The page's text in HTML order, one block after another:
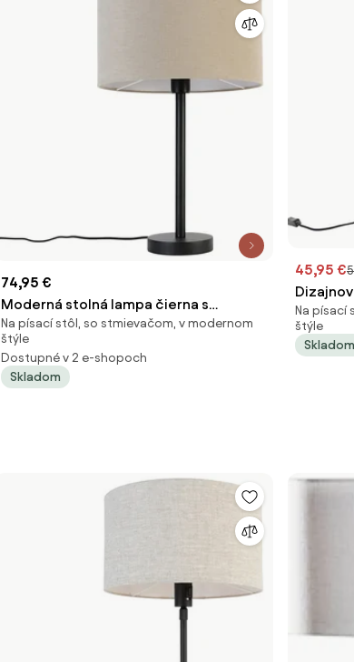
74,95 €
Moderná stolná lampa čierna s
látkovým tienidlom svetlohnedá 35 cm
- Simplo
Na písací stôl, so stmievačom, v modernom
štýle
Dostupné v 2 e-shopoch
Skladom
45,95 €
zlatom
Na písací
štýle
Skladom